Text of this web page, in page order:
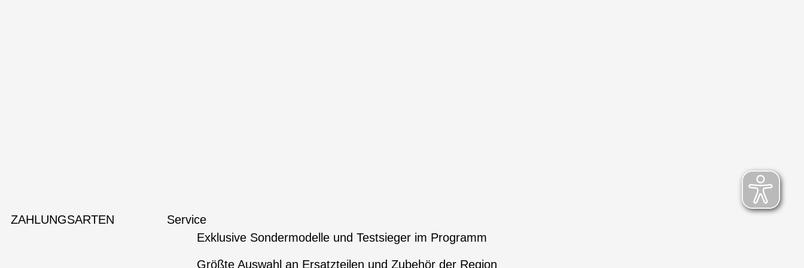
ZAHLUNGSARTEN
Service
Exklusive Sondermodelle und Testsieger im Programm
Größte Auswahl an Ersatzteilen und Zubehör der Region